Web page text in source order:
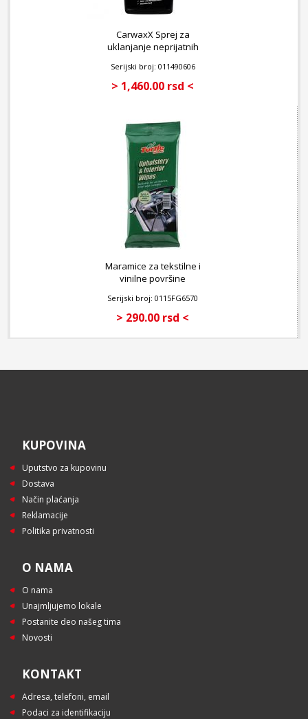
CarwaxX Sprej za
uklanjanje neprijatnih
ml
Serijski broj: 011490606
> 1,460.00 rsd <
Maramice za tekstilne i
vinilne površine
Serijski broj: 0115FG6570
> 290.00 rsd <
KUPOVINA
Uputstvo za kupovinu
Dostava
Način plaćanja
Reklamacije
Politika privatnosti
O NAMA
O nama
Unajmljujemo lokale
Postanite deo našeg tima
Novosti
KONTAKT
Adresa, telefoni, email
Podaci za identifikaciju